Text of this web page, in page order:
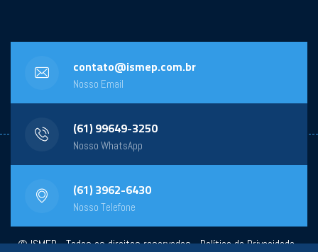
contato@ismep.com.br
Nosso Email
(61) 99649-3250
Nosso WhatsApp
(61) 3962-6430
Nosso Telefone
© ISMEP - Todos os direitos reservados -Política de Privacidade-